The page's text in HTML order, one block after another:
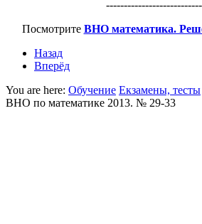
Посмотрите ВНО математика.
Назад
Вперёд
You are here: Обучение Екзамены, тесты
ВНО по математике 2013. № 29-33